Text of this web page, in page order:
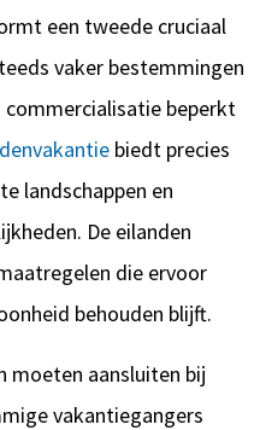
een tweede cruciaal
vaker bestemmingen
beperkt
biedt precies
landschappen en
De eilanden
die ervoor
behouden blijft.
moeten aansluiten bij
vakantiegangers